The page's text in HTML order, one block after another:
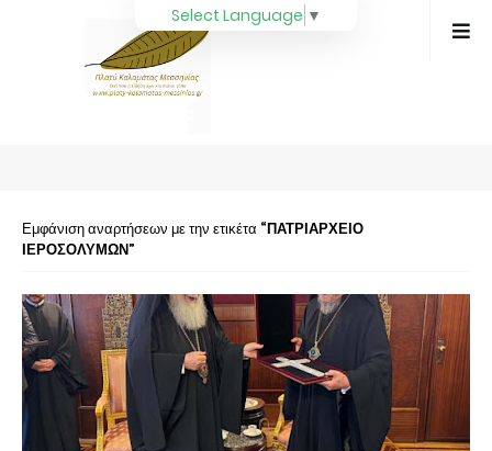
Εμφάνιση αναρτήσεων με την ετικέτα ΠΑΤΡΙΑΡΧΕΙΟ
ΙΕΡΟΣΟΛΥΜΩΝ
Select Language ▼